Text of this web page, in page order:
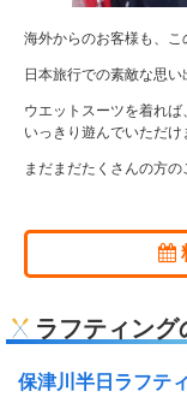
海外からのお客様も、こ
日本旅行での素敵な思
ウエットスーツを着れ
いっきり遊んでいただけ
まだまだたくさんの方
ラフティング
保津川半日ラフテ